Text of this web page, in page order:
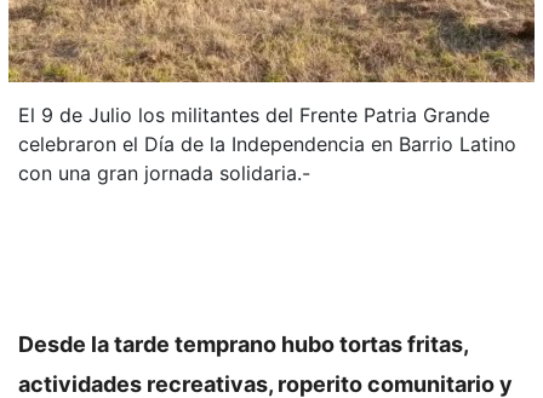
El 9 de Julio los militantes del Frente Patria Grande
celebraron el Día de la Independencia en Barrio Latino
con una gran jornada solidaria.-
Desde la tarde temprano hubo tortas fritas,
actividades recreativas, roperito comunitario y